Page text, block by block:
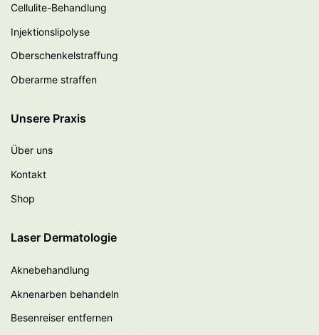
Cellulite-Behandlung
Injektionslipolyse
Oberschenkelstraffung
Oberarme straffen
Unsere Praxis
Über uns
Kontakt
Shop
Laser Dermatologie
Aknebehandlung
Aknenarben behandeln
Besenreiser entfernen